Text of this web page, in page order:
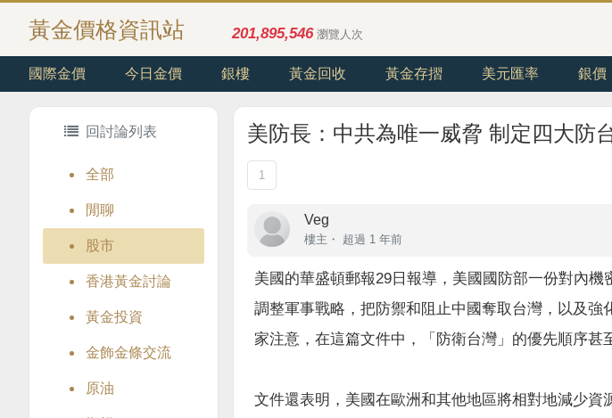
黃金價格資訊站 201,895,546 瀏覽人次
國際金價 今日金價 銀樓 黃金回收 黃金存摺 美元匯率 銀價
回討論列表
全部
閒聊
股市
香港黃金討論
黃金投資
金飾金條交流
原油
美防長：中共為唯一威脅 制定四大防
1
Veg
樓主 ・ 超過 1 年前
美國的華盛頓郵報29日報導，美國國防部一份對內
調整軍事戰略，把防禦和阻止中國奪取台灣，以及
家注意，在這篇文件中，「防衛台灣」的優先順序甚
文件還表明，美國在歐洲和其他地區將相對地減少